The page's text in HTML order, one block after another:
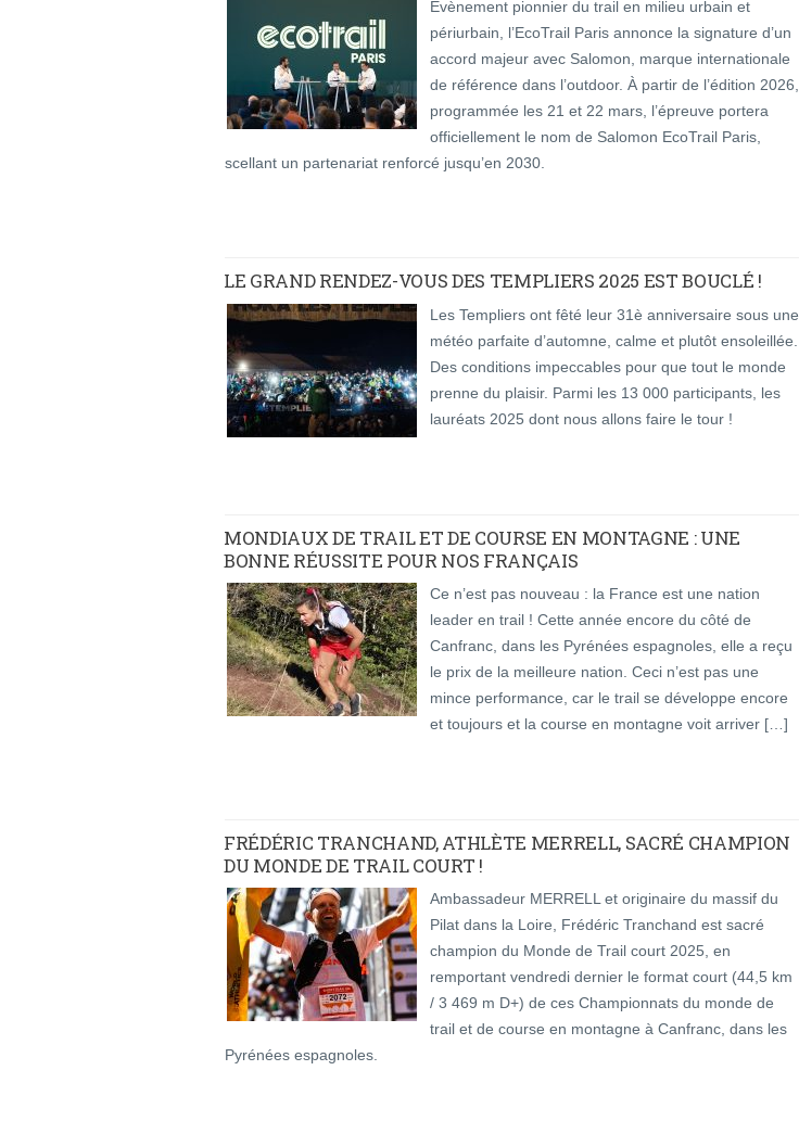
Evènement pionnier du trail en milieu urbain et
périurbain, l’EcoTrail Paris annonce la signature d’un
accord majeur avec Salomon, marque internationale
de référence dans l’outdoor. À partir de l’édition 2026,
programmée les 21 et 22 mars, l’épreuve portera
officiellement le nom de Salomon EcoTrail Paris,
scellant un partenariat renforcé jusqu’en 2030.
LE GRAND RENDEZ-VOUS DES TEMPLIERS 2025 EST BOUCLÉ !
Les Templiers ont fêté leur 31è anniversaire sous une
météo parfaite d’automne, calme et plutôt ensoleillée.
Des conditions impeccables pour que tout le monde
prenne du plaisir. Parmi les 13 000 participants, les
lauréats 2025 dont nous allons faire le tour !
MONDIAUX DE TRAIL ET DE COURSE EN MONTAGNE : UNE
BONNE RÉUSSITE POUR NOS FRANÇAIS
Ce n’est pas nouveau : la France est une nation
leader en trail ! Cette année encore du côté de
Canfranc, dans les Pyrénées espagnoles, elle a reçu
le prix de la meilleure nation. Ceci n’est pas une
mince performance, car le trail se développe encore
et toujours et la course en montagne voit arriver […]
FRÉDÉRIC TRANCHAND, ATHLÈTE MERRELL, SACRÉ CHAMPION
DU MONDE DE TRAIL COURT !
Ambassadeur MERRELL et originaire du massif du
Pilat dans la Loire, Frédéric Tranchand est sacré
champion du Monde de Trail court 2025, en
remportant vendredi dernier le format court (44,5 km
/ 3 469 m D+) de ces Championnats du monde de
trail et de course en montagne à Canfranc, dans les
Pyrénées espagnoles.